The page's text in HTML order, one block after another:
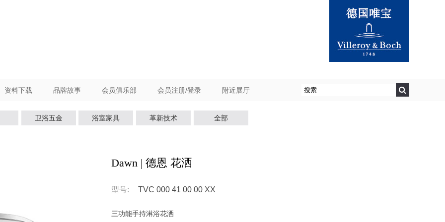
资料下载 品牌故事 会员俱乐部 会员注册/登录 附近展厅
卫浴五金 浴室家具 革新技术 全部
Dawn | 德恩 花洒
型号: TVC 000 41 00 00 XX
三功能手持淋浴花洒